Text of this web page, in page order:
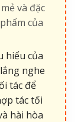
và đặc
của
hiểu của
nghe
tác để
tác tối
hài hòa